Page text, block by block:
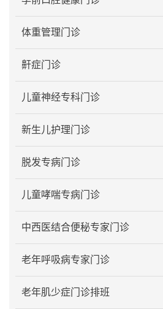
体重管理门诊
鼾症门诊
儿童神经专科门诊
新生儿护理门诊
脱发专病门诊
儿童哮喘专病门诊
中西医结合便秘专家门诊
老年呼吸病专家门诊
老年肌少症门诊排班